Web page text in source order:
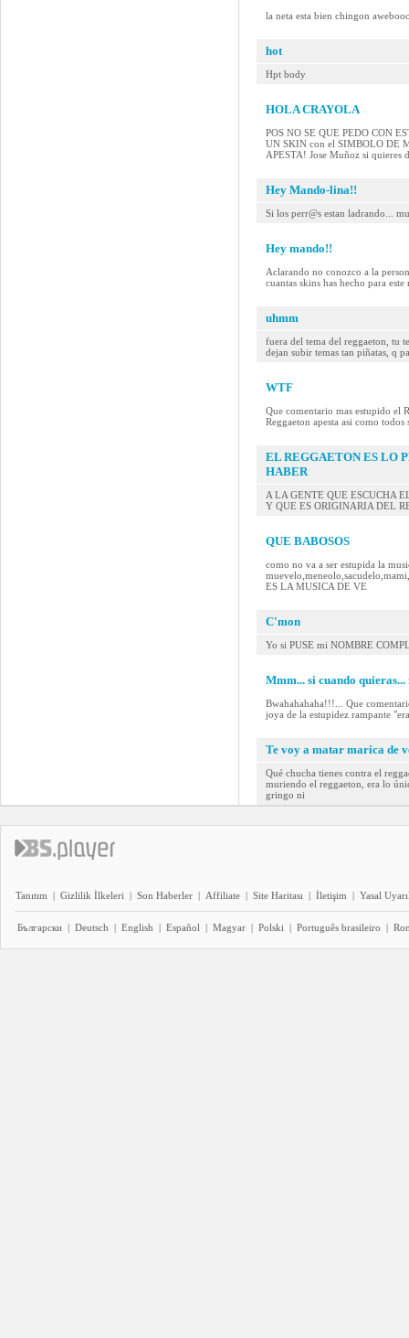
la neta esta bien chingon
hot
Hpt body
HOLA CRAYOLA
POS NO SE QUE PEDO CON
UN SKIN con el SIMBOLO DE
APESTA! Jose Muñoz si quieres
Hey Mando-lina!!
Si los perr@s estan ladrando...
Hey mando!!
Aclarando no conozco a la
cuantas skins has hecho para
uhmm
fuera del tema del reggaeton, tu
dejan subir temas tan piñatas, q
WTF
Que comentario mas estupido el
Reggaeton apesta asi como
EL REGGAETON ES LO
HABER
A LA GENTE QUE ESCUCHA
Y QUE ES ORIGINARIA DEL
QUE BABOSOS
como no va a ser estupida la
ES LA MUSICA DE VE
C'mon
Yo si PUSE mi NOMBRE
Mmm... si cuando quieras...
Bwahahahaha!!!... Que
joya de la estupidez rampante
Te voy a matar marica de
Qué chucha tienes contra el
muriendo el reggaeton, era lo
gringo ni
Tanıtım | Gizlilik İlkeleri | Son Haberler | Affiliate | Site Haritası | İletişim | Yasal
Български | Deutsch | English | Español | Magyar | Polski | Português brasileiro |